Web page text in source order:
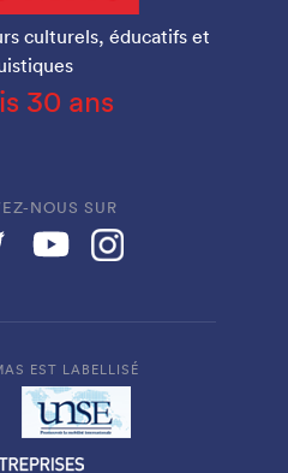
culturels, éducatifs et
30 ans
NOUS SUR
EST LABELLISÉ